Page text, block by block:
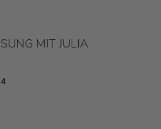
MIT JULIA